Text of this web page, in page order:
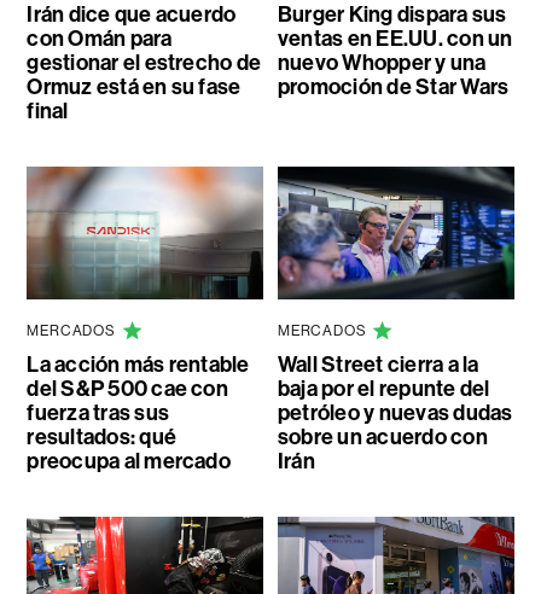
Irán dice que acuerdo
con Omán para
gestionar el estrecho de
Ormuz está en su fase
final
Burger King dispara sus
ventas en EE.UU. con un
nuevo Whopper y una
promoción de Star Wars
MERCADOS
La acción más rentable
del S&P 500 cae con
fuerza tras sus
resultados: qué
preocupa al mercado
MERCADOS
Wall Street cierra a la
baja por el repunte del
petróleo y nuevas dudas
sobre un acuerdo con
Irán